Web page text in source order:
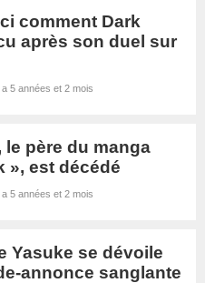
comment Dark
après son duel sur
a 5 années et 2 mois
le père du manga
», est décédé
a 5 années et 2 mois
Yasuke se dévoile
annonce sanglante